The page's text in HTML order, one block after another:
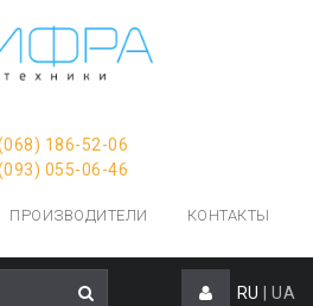
186-52-06
055-06-46
ПРОИЗВОДИТЕЛИ КОНТАКТЫ
RU UA